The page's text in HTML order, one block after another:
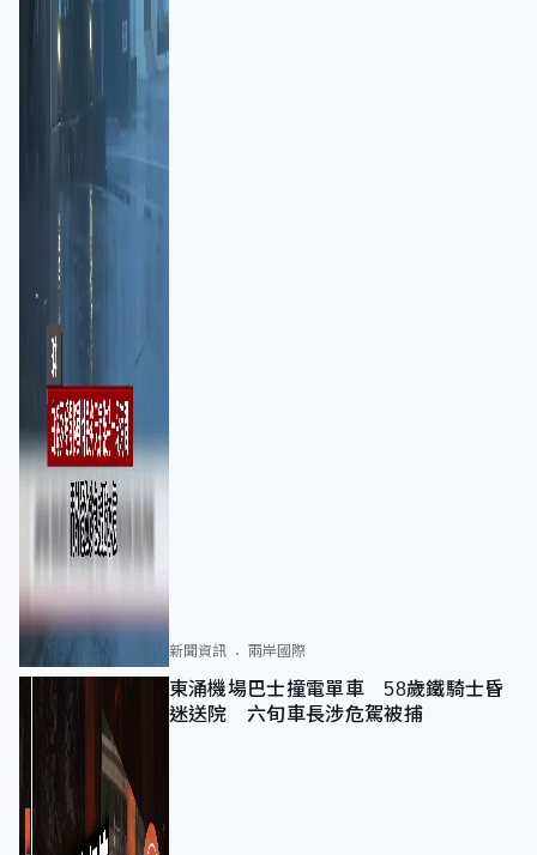
新聞資訊 兩岸國際
東涌機場巴士撞電單車 58歲鐵騎士昏
迷送院 六旬車長涉危駕被捕